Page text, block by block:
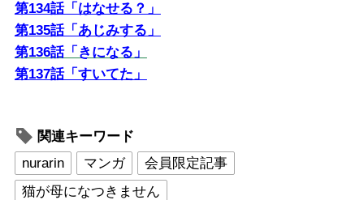
第134話「はなせる？」
第135話「あじみする」
第136話「きになる」
第137話「すいてた」
関連キーワード
nurarin
マンガ
会員限定記事
猫が母になつきません